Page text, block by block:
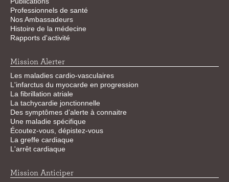
Professionnels de santé
Nos Ambassadeurs
Histoire de la médecine
Rapports d'activité
Mission Alerter
Les maladies cardio-vasculaires
L'infarctus du myocarde en progression
La fibrillation atriale
La tachycardie jonctionnelle
Des symptômes d’alerte à connaitre
Une maladie spécifique
Écoutez-vous, dépistez-vous
La greffe cardiaque
L'arrêt cardiaque
Mission Anticiper